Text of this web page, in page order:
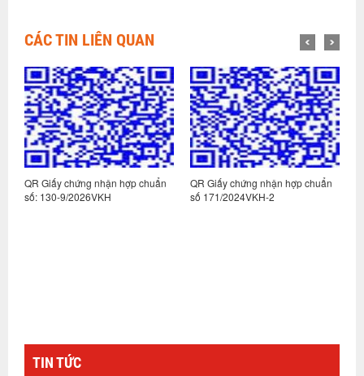
CÁC TIN LIÊN QUAN
QR Giấy chứng nhận hợp chuẩn
số: 130-9/2026VKH
QR Giấy chứng nhận hợp chuẩn
số 171/2024VKH-2
TIN TỨC